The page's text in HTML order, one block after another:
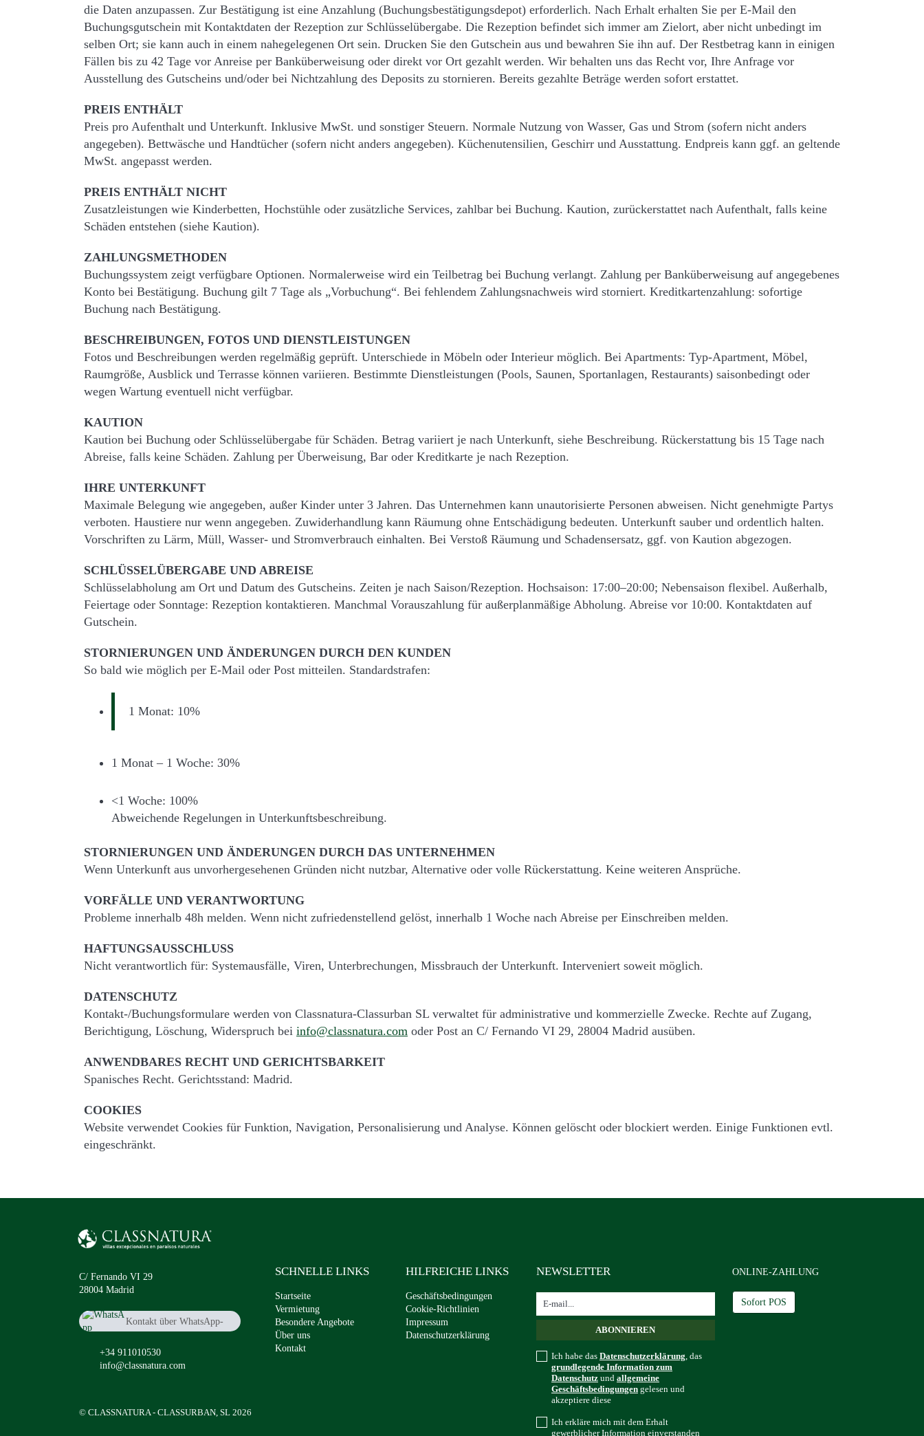
die Daten anzupassen. Zur Bestätigung ist eine Anzahlung (Buchungsbestätigungsdepot) erforderlich. Nach Erhalt erhalten Sie per E-Mail den
Buchungsgutschein mit Kontaktdaten der Rezeption zur Schlüsselübergabe. Die Rezeption befindet sich immer am Zielort, aber nicht unbedingt im
selben Ort; sie kann auch in einem nahegelegenen Ort sein. Drucken Sie den Gutschein aus und bewahren Sie ihn auf. Der Restbetrag kann in einigen
Fällen bis zu 42 Tage vor Anreise per Banküberweisung oder direkt vor Ort gezahlt werden. Wir behalten uns das Recht vor, Ihre Anfrage vor
Ausstellung des Gutscheins und/oder bei Nichtzahlung des Deposits zu stornieren. Bereits gezahlte Beträge werden sofort erstattet.
PREIS ENTHÄLT
Preis pro Aufenthalt und Unterkunft. Inklusive MwSt. und sonstiger Steuern. Normale Nutzung von Wasser, Gas und Strom (sofern nicht anders
angegeben). Bettwäsche und Handtücher (sofern nicht anders angegeben). Küchenutensilien, Geschirr und Ausstattung. Endpreis kann ggf. an geltende
MwSt. angepasst werden.
PREIS ENTHÄLT NICHT
Zusatzleistungen wie Kinderbetten, Hochstühle oder zusätzliche Services, zahlbar bei Buchung. Kaution, zurückerstattet nach Aufenthalt, falls keine
Schäden entstehen (siehe Kaution).
ZAHLUNGSMETHODEN
Buchungssystem zeigt verfügbare Optionen. Normalerweise wird ein Teilbetrag bei Buchung verlangt. Zahlung per Banküberweisung auf angegebenes
Konto bei Bestätigung. Buchung gilt 7 Tage als „Vorbuchung“. Bei fehlendem Zahlungsnachweis wird storniert. Kreditkartenzahlung: sofortige
Buchung nach Bestätigung.
BESCHREIBUNGEN, FOTOS UND DIENSTLEISTUNGEN
Fotos und Beschreibungen werden regelmäßig geprüft. Unterschiede in Möbeln oder Interieur möglich. Bei Apartments: Typ-Apartment, Möbel,
Raumgröße, Ausblick und Terrasse können variieren. Bestimmte Dienstleistungen (Pools, Saunen, Sportanlagen, Restaurants) saisonbedingt oder
wegen Wartung eventuell nicht verfügbar.
KAUTION
Kaution bei Buchung oder Schlüsselübergabe für Schäden. Betrag variiert je nach Unterkunft, siehe Beschreibung. Rückerstattung bis 15 Tage nach
Abreise, falls keine Schäden. Zahlung per Überweisung, Bar oder Kreditkarte je nach Rezeption.
IHRE UNTERKUNFT
Maximale Belegung wie angegeben, außer Kinder unter 3 Jahren. Das Unternehmen kann unautorisierte Personen abweisen. Nicht genehmigte Partys
verboten. Haustiere nur wenn angegeben. Zuwiderhandlung kann Räumung ohne Entschädigung bedeuten. Unterkunft sauber und ordentlich halten.
Vorschriften zu Lärm, Müll, Wasser- und Stromverbrauch einhalten. Bei Verstoß Räumung und Schadensersatz, ggf. von Kaution abgezogen.
SCHLÜSSELÜBERGABE UND ABREISE
Schlüsselabholung am Ort und Datum des Gutscheins. Zeiten je nach Saison/Rezeption. Hochsaison: 17:00–20:00; Nebensaison flexibel. Außerhalb,
Feiertage oder Sonntage: Rezeption kontaktieren. Manchmal Vorauszahlung für außerplanmäßige Abholung. Abreise vor 10:00. Kontaktdaten auf
Gutschein.
STORNIERUNGEN UND ÄNDERUNGEN DURCH DEN KUNDEN
So bald wie möglich per E-Mail oder Post mitteilen. Standardstrafen:
1 Monat: 10%
1 Monat – 1 Woche: 30%
<1 Woche: 100%
Abweichende Regelungen in Unterkunftsbeschreibung.
STORNIERUNGEN UND ÄNDERUNGEN DURCH DAS UNTERNEHMEN
Wenn Unterkunft aus unvorhergesehenen Gründen nicht nutzbar, Alternative oder volle Rückerstattung. Keine weiteren Ansprüche.
VORFÄLLE UND VERANTWORTUNG
Probleme innerhalb 48h melden. Wenn nicht zufriedenstellend gelöst, innerhalb 1 Woche nach Abreise per Einschreiben melden.
HAFTUNGSAUSSCHLUSS
Nicht verantwortlich für: Systemausfälle, Viren, Unterbrechungen, Missbrauch der Unterkunft. Interveniert soweit möglich.
DATENSCHUTZ
Kontakt-/Buchungsformulare werden von Classnatura-Classurban SL verwaltet für administrative und kommerzielle Zwecke. Rechte auf Zugang,
Berichtigung, Löschung, Widerspruch bei info@classnatura.com oder Post an C/ Fernando VI 29, 28004 Madrid ausüben.
ANWENDBARES RECHT UND GERICHTSBARKEIT
Spanisches Recht. Gerichtsstand: Madrid.
COOKIES
Website verwendet Cookies für Funktion, Navigation, Personalisierung und Analyse. Können gelöscht oder blockiert werden. Einige Funktionen evtl.
eingeschränkt.
C/ Fernando VI 29
28004 Madrid
Kontakt über WhatsApp-
Chat
+34 911010530
info@classnatura.com
© CLASSNATURA - CLASSURBAN, SL 2026
SCHNELLE LINKS
Startseite
Vermietung
Besondere Angebote
Über uns
Kontakt
HILFREICHE LINKS
Geschäftsbedingungen
Cookie-Richtlinien
Impressum
Datenschutzerklärung
NEWSLETTER
Ich habe das Datenschutzerklärung, das
grundlegende Information zum
Datenschutz und allgemeine
Geschäftsbedingungen gelesen und
akzeptiere diese
Ich erkläre mich mit dem Erhalt
gewerblicher Information einverstanden
ONLINE-ZAHLUNG
Sofort POS